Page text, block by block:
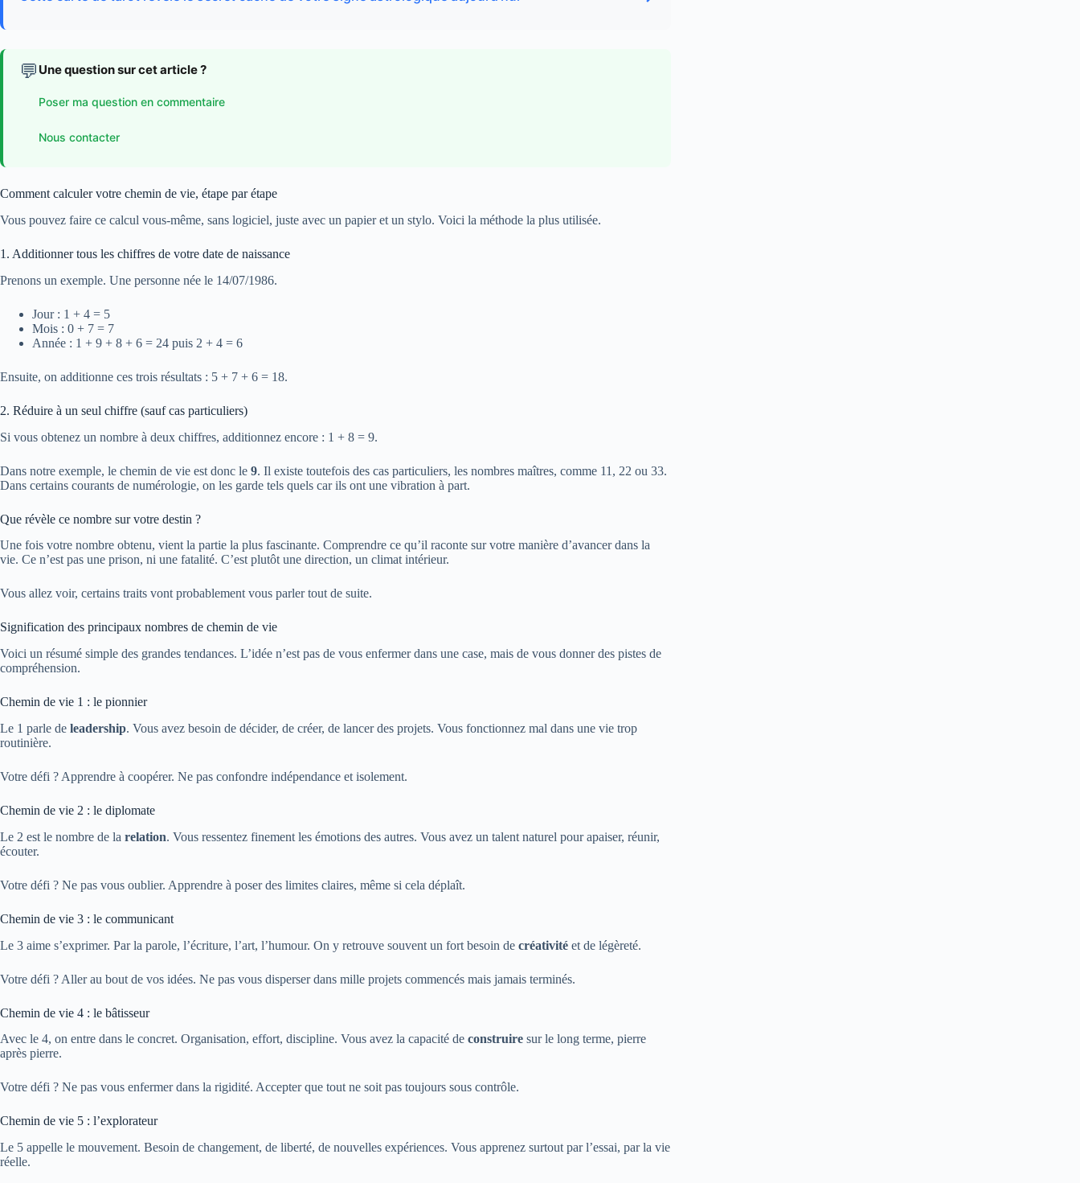
💬 Une question sur cet article ?
Poser ma question en commentaire
Nous contacter
Comment calculer votre chemin de vie, étape par étape
Vous pouvez faire ce calcul vous-même, sans logiciel, juste avec un papier et un stylo. Voici la méthode la plus utilisée.
1. Additionner tous les chiffres de votre date de naissance
Prenons un exemple. Une personne née le 14/07/1986.
Jour : 1 + 4 = 5
Mois : 0 + 7 = 7
Année : 1 + 9 + 8 + 6 = 24 puis 2 + 4 = 6
Ensuite, on additionne ces trois résultats : 5 + 7 + 6 = 18.
2. Réduire à un seul chiffre (sauf cas particuliers)
Si vous obtenez un nombre à deux chiffres, additionnez encore : 1 + 8 = 9.
Dans notre exemple, le chemin de vie est donc le 9. Il existe toutefois des cas particuliers, les nombres maîtres, comme 11, 22 ou 33.
Dans certains courants de numérologie, on les garde tels quels car ils ont une vibration à part.
Que révèle ce nombre sur votre destin ?
Une fois votre nombre obtenu, vient la partie la plus fascinante. Comprendre ce qu’il raconte sur votre manière d’avancer dans la
vie. Ce n’est pas une prison, ni une fatalité. C’est plutôt une direction, un climat intérieur.
Vous allez voir, certains traits vont probablement vous parler tout de suite.
Signification des principaux nombres de chemin de vie
Voici un résumé simple des grandes tendances. L’idée n’est pas de vous enfermer dans une case, mais de vous donner des pistes de
compréhension.
Chemin de vie 1 : le pionnier
Le 1 parle de leadership. Vous avez besoin de décider, de créer, de lancer des projets. Vous fonctionnez mal dans une vie trop
routinière.
Votre défi ? Apprendre à coopérer. Ne pas confondre indépendance et isolement.
Chemin de vie 2 : le diplomate
Le 2 est le nombre de la relation. Vous ressentez finement les émotions des autres. Vous avez un talent naturel pour apaiser, réunir,
écouter.
Votre défi ? Ne pas vous oublier. Apprendre à poser des limites claires, même si cela déplaît.
Chemin de vie 3 : le communicant
Le 3 aime s’exprimer. Par la parole, l’écriture, l’art, l’humour. On y retrouve souvent un fort besoin de créativité et de légèreté.
Votre défi ? Aller au bout de vos idées. Ne pas vous disperser dans mille projets commencés mais jamais terminés.
Chemin de vie 4 : le bâtisseur
Avec le 4, on entre dans le concret. Organisation, effort, discipline. Vous avez la capacité de construire sur le long terme, pierre
après pierre.
Votre défi ? Ne pas vous enfermer dans la rigidité. Accepter que tout ne soit pas toujours sous contrôle.
Chemin de vie 5 : l’explorateur
Le 5 appelle le mouvement. Besoin de changement, de liberté, de nouvelles expériences. Vous apprenez surtout par l’essai, par la vie
réelle.